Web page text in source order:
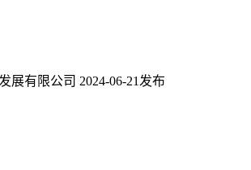
展有限公司 2024-06-21发布